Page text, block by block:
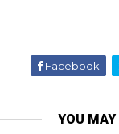
Facebook
YOU